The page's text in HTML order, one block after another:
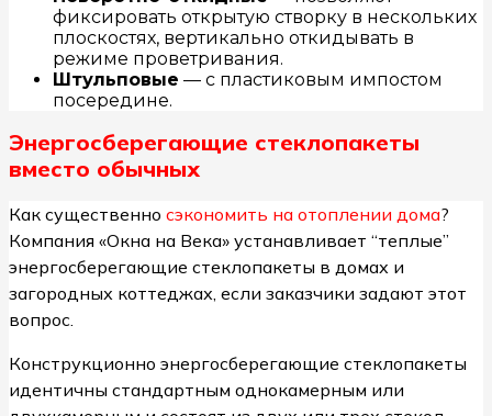
фиксировать открытую створку в нескольких
плоскостях, вертикально откидывать в
режиме проветривания.
Штульповые — с пластиковым импостом
посередине.
Энергосберегающие стеклопакеты
вместо обычных
Как существенно сэкономить на отоплении дома?
Компания «Окна на Века» устанавливает “теплые”
энергосберегающие стеклопакеты в домах и
загородных коттеджах, если заказчики задают этот
вопрос.
Конструкционно энергосберегающие стеклопакеты
идентичны стандартным однокамерным или